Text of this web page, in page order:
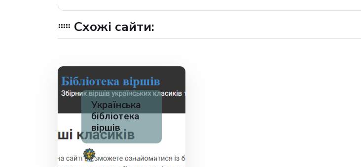
Схожі сайти:
Українська
бібліотека
віршів
✅ 200 1